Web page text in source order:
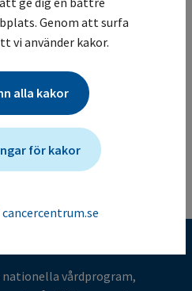
behandlas med idelalisib
produktinformationen
i EU (september 2018)
för vårdgivare
05-05)
Genom att surfa
vi använder kakor.
alla kakor
för kakor
vårdprogram,